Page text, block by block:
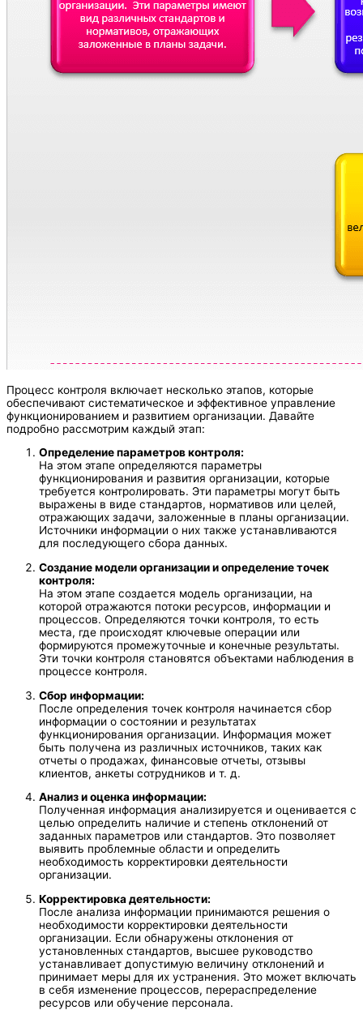
Процесс контроля включает несколько этапов, которые
обеспечивают систематическое и эффективное управление
функционированием и развитием организации. Давайте
подробно рассмотрим каждый этап:
Определение параметров контроля:
На этом этапе определяются параметры
функционирования и развития организации, которые
требуется контролировать. Эти параметры могут быть
выражены в виде стандартов, нормативов или целей,
отражающих задачи, заложенные в планы организации.
Источники информации о них также устанавливаются
для последующего сбора данных.
Создание модели организации и определение точек
контроля:
На этом этапе создается модель организации, на
которой отражаются потоки ресурсов, информации и
процессов. Определяются точки контроля, то есть
места, где происходят ключевые операции или
формируются промежуточные и конечные результаты.
Эти точки контроля становятся объектами наблюдения в
процессе контроля.
Сбор информации:
После определения точек контроля начинается сбор
информации о состоянии и результатах
функционирования организации. Информация может
быть получена из различных источников, таких как
отчеты о продажах, финансовые отчеты, отзывы
клиентов, анкеты сотрудников и т. д.
Анализ и оценка информации:
Полученная информация анализируется и оценивается с
целью определить наличие и степень отклонений от
заданных параметров или стандартов. Это позволяет
выявить проблемные области и определить
необходимость корректировки деятельности
организации.
Корректировка деятельности:
После анализа информации принимаются решения о
необходимости корректировки деятельности
организации. Если обнаружены отклонения от
установленных стандартов, высшее руководство
устанавливает допустимую величину отклонений и
принимает меры для их устранения. Это может включать
в себя изменение процессов, перераспределение
ресурсов или обучение персонала.